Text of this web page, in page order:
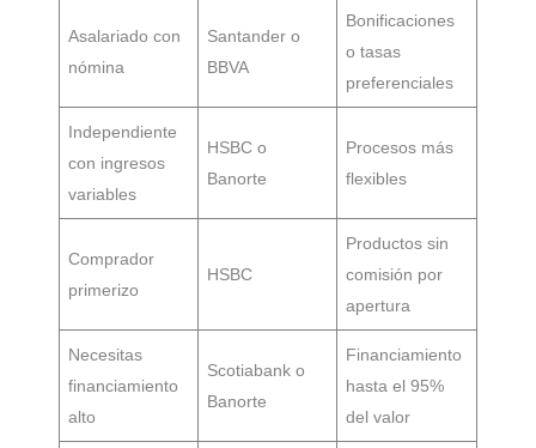
Asalariado con
nómina
Santander o
BBVA
Bonificaciones
o tasas
preferenciales
Independiente
con ingresos
variables
HSBC o
Banorte
Procesos más
flexibles
Comprador
primerizo
HSBC
Productos sin
comisión por
apertura
Necesitas
financiamiento
alto
Scotiabank o
Banorte
Financiamiento
hasta el 95%
del valor